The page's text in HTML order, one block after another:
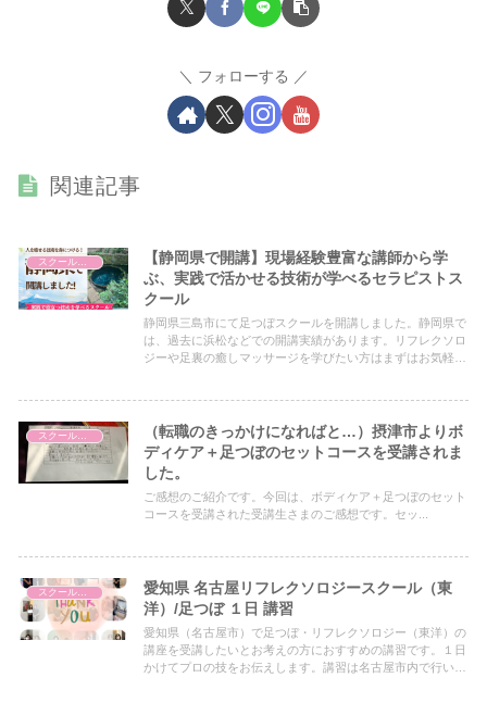
フォローする
関連記事
スクールについて
【静岡県で開講】現場経験豊富な講師から学
ぶ、実践で活かせる技術が学べるセラピストス
クール
静岡県三島市にて足つぼスクールを開講しました。静岡県で
は、過去に浜松などでの開講実績があります。リフレクソロ
ジーや足裏の癒しマッサージを学びたい方はまずはお気軽に
スクールについて
（転職のきっかけになればと…）摂津市よりボ
ディケア＋足つぼのセットコースを受講されま
した。
ご感想のご紹介です。今回は、ボディケア＋足つぼのセット
コースを受講された受講生さまのご感想です。セッ...
スクールについて
愛知県 名古屋リフレクソロジースクール（東
洋）/足つぼ １日 講習
愛知県（名古屋市）で足つぼ・リフレクソロジー（東洋）の
講座を受講したいとお考えの方におすすめの講習です。１日
かけてプロの技をお伝えします。講習は名古屋市内で行いま